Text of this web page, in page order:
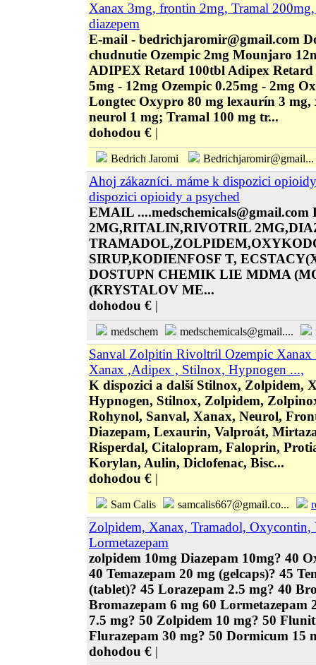
Xanax 3mg, frontin 2mg, Tramal
diazepem
E-mail - bedrichjaromir@gmail.com
chudnutie Ozempic 2mg Mounjaro
ADIPEX Retard 100tbl Adipex
5mg - 12mg Ozempic 0.25mg - 2mg
Longtec Oxypro 80 mg lexaurín 3 mg,
neurol 1 mg; Tramal 100 mg tr...
dohodou € |
Bedrich Jaromi Bedrichjaromir@gmail...
Ahoj zákazníci. máme k dispozici
dispozici opioidy a psyched
EMAIL
2MG,RITALIN,RIVOTRIL
SIRUP,KODIENFOSF T,
DOSTUPN CHEMIK LIE MDMA
(KRYSTALOV ME...
dohodou € |
medschem medschemicals@gmail....
Sanval Zolpitin Rivoltril Ozempic Xanax
Xanax ,Adipex , Stilnox, Hypnogen ...,
K dispozici a další Stilnox, Zolpidem,
Hypnogen, Stilnox, Zolpidem,
Rohynol, Sanval, Xanax, Neurol,
Diazepam, Lexaurin, Valproát,
Risperdal, Citalopram, Faloprin,
Korylan, Aulin, Diclofenac, Bisc...
dohodou € |
Sam Calis samcalis667@gmail.co...
Zolpidem, Xanax, Tramadol, Oxycontin,
Lormetazepam
zolpidem 10mg Diazepam 10mg? 40
40 Temazepam 20 mg (gelcaps)? 45
(tablet)? 45 Lorazepam 2.5 mg? 40
Bromazepam 6 mg 60 Lormetazepam
7.5 mg? 50 Zolpidem 10 mg? 50
Flurazepam 30 mg? 50 Dormicum 15
dohodou € |